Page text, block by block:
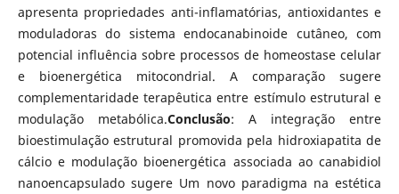
apresenta propriedades anti-inflamatórias, antioxidantes e
moduladoras do sistema endocanabinoide cutâneo, com
potencial influência sobre processos de homeostase celular
e bioenergética mitocondrial. A comparação sugere
complementaridade terapêutica entre estímulo estrutural e
modulação metabólica.Conclusão: A integração entre
bioestimulação estrutural promovida pela hidroxiapatita de
cálcio e modulação bioenergética associada ao canabidiol
nanoencapsulado sugere Um novo paradigma na estética